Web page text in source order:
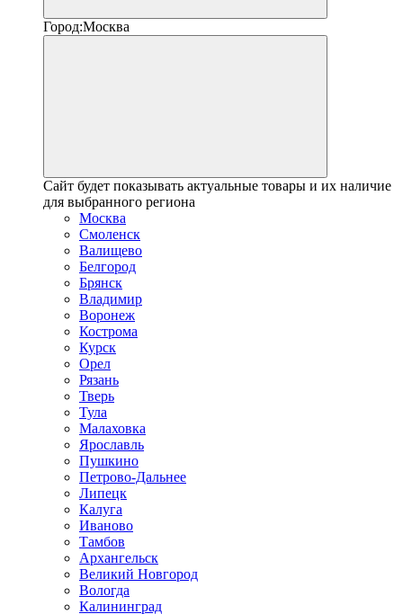
Город:Москва
Сайт будет показывать актуальные товары и их наличие
для выбранного региона
Москва
Смоленск
Валищево
Белгород
Брянск
Владимир
Воронеж
Кострома
Курск
Орел
Рязань
Тверь
Тула
Малаховка
Ярославль
Пушкино
Петрово-Дальнее
Липецк
Калуга
Иваново
Тамбов
Архангельск
Великий Новгород
Вологда
Калининград